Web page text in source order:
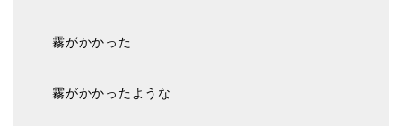
霧がかかった
霧がかかったような